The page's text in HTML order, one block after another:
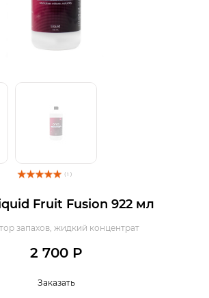
( 1 )
Fruit Fusion 922 мл
запахов, жидкий концентрат
2 700 Р
Заказать